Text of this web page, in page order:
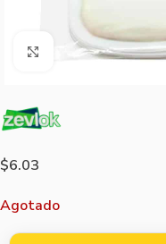
Agrandar imagen
$6.03
Agotado